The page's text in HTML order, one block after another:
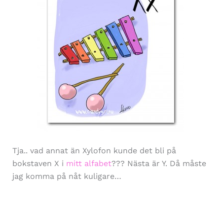
Tja.. vad annat än Xylofon kunde det bli på
bokstaven X i mitt alfabet??? Nästa är Y. Då måste
jag komma på nåt kuligare…